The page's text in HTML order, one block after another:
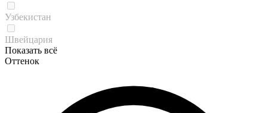
Узбекистан
Швейцария
Показать всё
Оттенок